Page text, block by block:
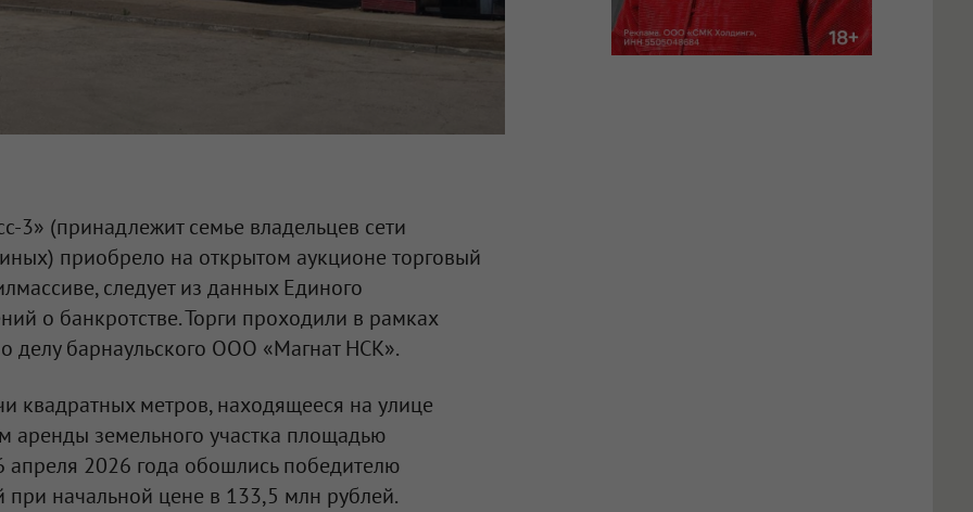
3» (принадлежит семье владельцев сети
приобрело на открытом аукционе торговый
следует из данных Единого
о банкротстве. Торги проходили в рамках
делу барнаульского ООО «Магнат НСК».
квадратных метров, находящееся на улице
аренды земельного участка площадью
апреля 2026 года обошлись победителю
начальной цене в 133,5 млн рублей.